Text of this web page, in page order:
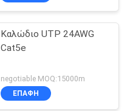
Καλώδιο UTP 24AWG
Cat5e
negotiable MOQ:15000m
ΕΠΑΦΉ